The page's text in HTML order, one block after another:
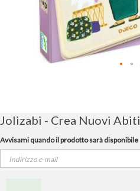
galleria
di
immagini
Jolizabi - Crea Nuovi Abiti
Avvisami quando il prodotto sarà disponibile